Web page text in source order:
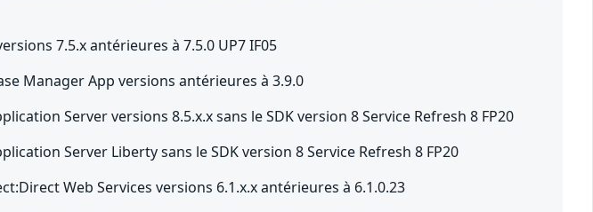
7.5.x antérieures à 7.5.0 UP7 IF05
Manager App versions antérieures à 3.9.0
Server versions 8.5.x.x sans le SDK version 8 Service Refresh 8 FP20
Server Liberty sans le SDK version 8 Service Refresh 8 FP20
Web Services versions 6.1.x.x antérieures à 6.1.0.23